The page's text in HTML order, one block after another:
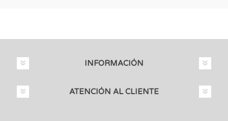
INFORMACIÓN
ATENCIÓN AL CLIENTE